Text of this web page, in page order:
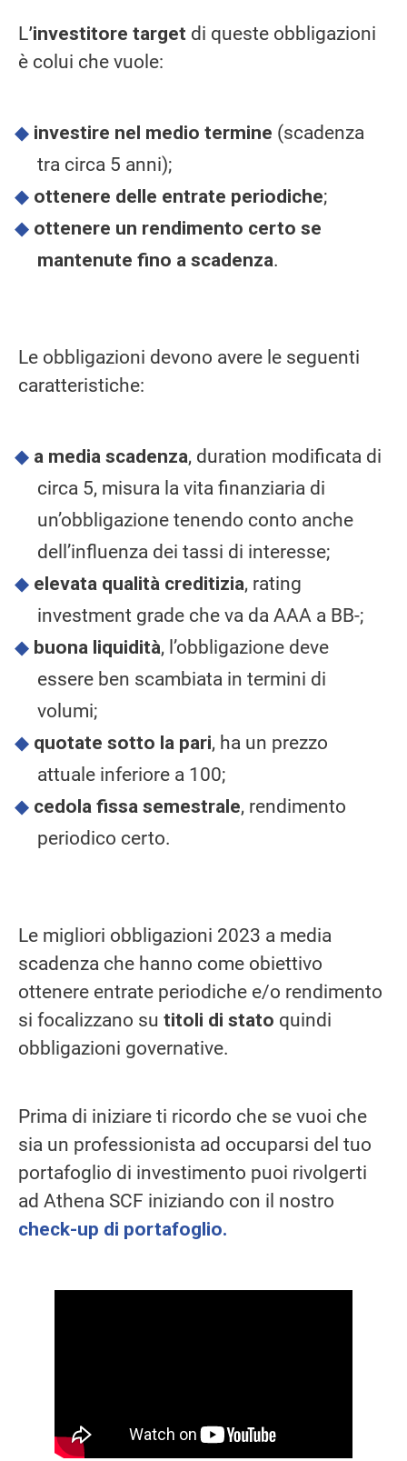
L’investitore target di queste obbligazioni
è colui che vuole:
investire nel medio termine (scadenza
tra circa 5 anni);
ottenere delle entrate periodiche;
ottenere un rendimento certo se
mantenute fino a scadenza.
Le obbligazioni devono avere le seguenti
caratteristiche:
a media scadenza, duration modificata di
circa 5, misura la vita finanziaria di
un’obbligazione tenendo conto anche
dell’influenza dei tassi di interesse;
elevata qualità creditizia, rating
investment grade che va da AAA a BB-;
buona liquidità, l’obbligazione deve
essere ben scambiata in termini di
volumi;
quotate sotto la pari, ha un prezzo
attuale inferiore a 100;
cedola fissa semestrale, rendimento
periodico certo.
Le migliori obbligazioni 2023 a media
scadenza che hanno come obiettivo
ottenere entrate periodiche e/o rendimento
si focalizzano su titoli di stato quindi
obbligazioni governative.
Prima di iniziare ti ricordo che se vuoi che
sia un professionista ad occuparsi del tuo
portafoglio di investimento puoi rivolgerti
ad Athena SCF iniziando con il nostro
check-up di portafoglio.